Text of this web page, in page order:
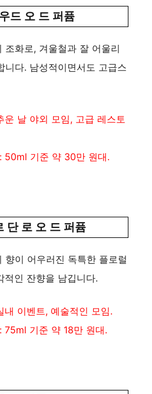
드 오 드 퍼퓸
조화로, 겨울철과 잘 어울리
니다. 남성적이면서도 고급스
운 날 야외 모임, 고급 레스토
50ml 기준 약 30만 원대.
단 로 오 드 퍼퓸
향이 어우러진 독특한 플로럴
적인 잔향을 남깁니다.
내 이벤트, 예술적인 모임.
75ml 기준 약 18만 원대.